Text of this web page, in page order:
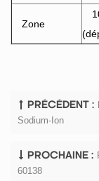
Zone
PRÉCÉDENT :
Sodium-Ion
PROCHAINE :
60138